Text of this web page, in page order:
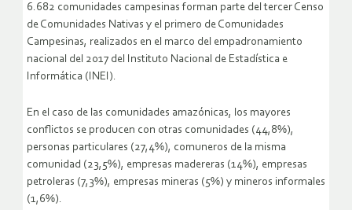
6.682 comunidades campesinas forman parte del tercer Censo
de Comunidades Nativas y el primero de Comunidades
Campesinas, realizados en el marco del empadronamiento
nacional del 2017 del Instituto Nacional de Estadística e
Informática (INEI).
En el caso de las comunidades amazónicas, los mayores
conflictos se producen con otras comunidades (44,8%),
personas particulares (27,4%), comuneros de la misma
comunidad (23,5%), empresas madereras (14%), empresas
petroleras (7,3%), empresas mineras (5%) y mineros informales
(1,6%).